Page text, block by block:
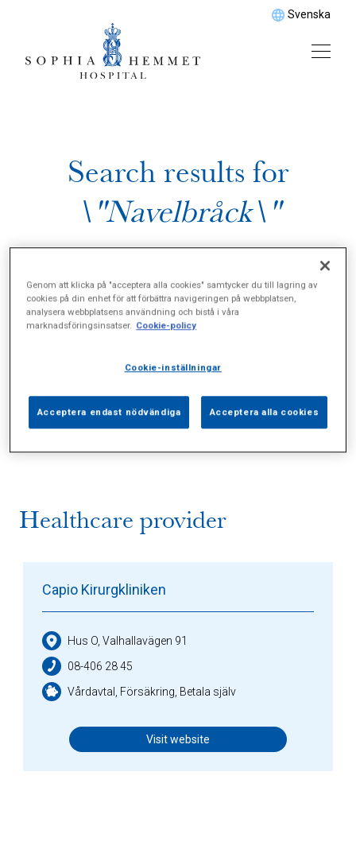
Svenska
Search results for
\"Navelbråck\"
Alla (2) Vårdgivare (1) Specialister (0)
Sidor (0) Press (0) Sophianytt (0)
Healthcare provider
Capio Kirurgkliniken
Hus O, Valhallavägen 91
08-406 28 45
Vårdavtal, Försäkring, Betala själv
Visit website
Genom att klicka på "acceptera alla cookies" samtycker du till lagring av
cookies på din enhet för att förbättra navigeringen på webbplatsen,
analysera webbplatsens användning och bistå i våra
marknadsföringsinsatser. Cookie-policy
Cookie-inställningar
Acceptera endast nödvändiga Acceptera alla cookies